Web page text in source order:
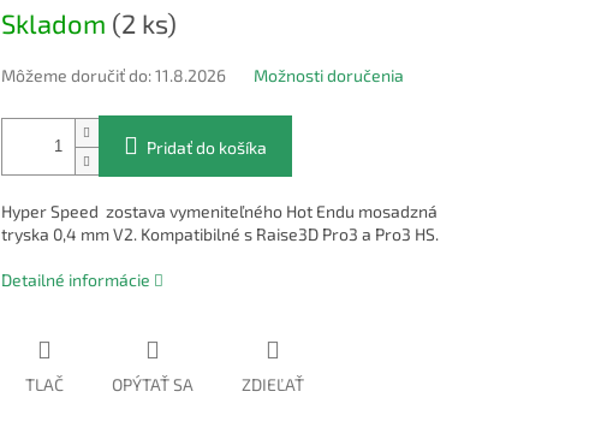
cena:
Skladom (2 ks)
Môžeme doručiť do: 11.8.2026 Možnosti doručenia
Pridať do košíka
Hyper Speed zostava vymeniteľného Hot Endu mosadzná
tryska 0,4 mm V2. Kompatibilné s Raise3D Pro3 a Pro3 HS.
Detailné informácie
TLAČ OPÝTAŤ SA ZDIEĽAŤ